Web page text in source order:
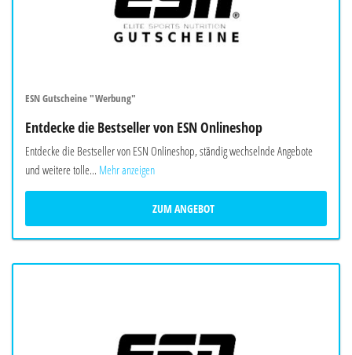
ESN Gutscheine "Werbung"
Entdecke die Bestseller von ESN Onlineshop
Entdecke die Bestseller von ESN Onlineshop, ständig wechselnde Angebote
und weitere tolle... Mehr anzeigen
ZUM ANGEBOT